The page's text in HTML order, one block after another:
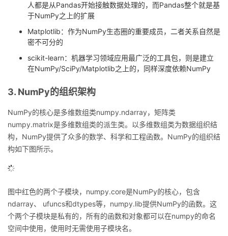
人都是从Pandas开始接触数据处理的，而Pandas整个就是基
于NumPy之上的扩展
Matplotlib：作为NumPy生态圈的重要成员，二者关系自然是
密不可分的
scikit-learn：机器学习领域应用最广泛的工具包，则是建立
在NumPy/SciPy/Matplotlib之上的，同样深度依赖NumPy
3. NumPy的组织架构
NumPy的核心是多维数组类numpy.ndarray，矩阵类
numpy.matrix是多维数组类的派生类。以多维数组类为数据组织结
构，NumPy提供了众多的数学、科学和工程函数。NumPy的组织结
构如下图所示。
图中红色的两个子模块，numpy.core是NumPy的核心，包含
ndarray、 ufuncs和dtypes等，numpy.lib提供NumPy的函数。这
个两个子模块是私有的，所有的函数和对象都可以在numpy的命名
空间中使用，使用时无需使用子模块名。